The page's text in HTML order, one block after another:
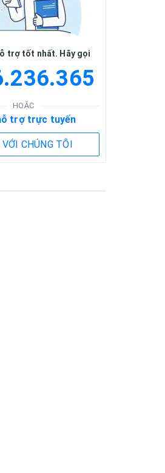
trợ tốt nhất. Hãy gọi
HOẶC
trợ trực tuyến
CHÚNG TÔI